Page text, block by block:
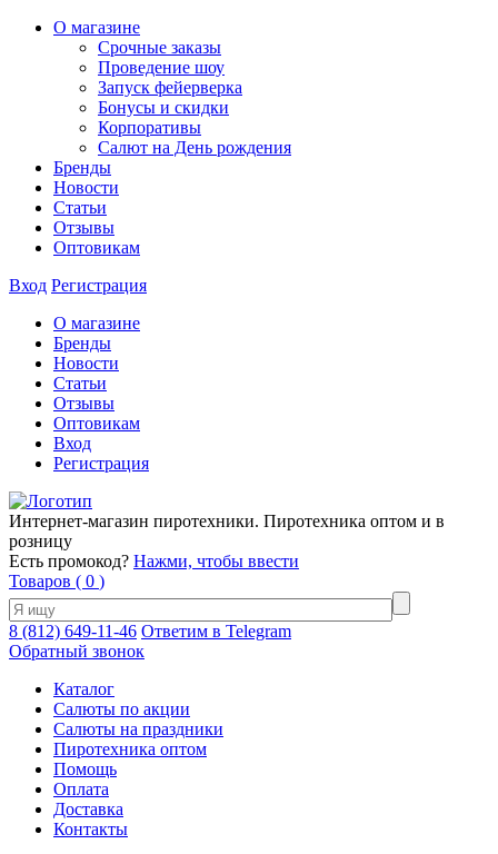
О магазине
Срочные заказы
Проведение шоу
Запуск фейерверка
Бонусы и скидки
Корпоративы
Салют на День рождения
Бренды
Новости
Статьи
Отзывы
Оптовикам
Вход Регистрация
О магазине
Бренды
Новости
Статьи
Отзывы
Оптовикам
Вход
Регистрация
Интернет-магазин пиротехники. Пиротехника оптом и в
розницу
Есть промокод? Нажми, чтобы ввести
Товаров ( 0 )
8 (812) 649-11-46 Ответим в Telegram
Обратный звонок
Каталог
Салюты по акции
Салюты на праздники
Пиротехника оптом
Помощь
Оплата
Доставка
Контакты